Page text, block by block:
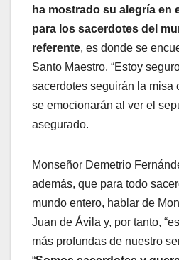
ha mostrado su alegría en
para los sacerdotes del
referente, es donde se
Santo Maestro. “Estoy
sacerdotes seguirán la misa
se emocionarán al ver el
asegurado.
Monseñor Demetrio
además, que para todo
mundo entero, hablar de
Juan de Ávila y, por tanto,
más profundas de nuestro